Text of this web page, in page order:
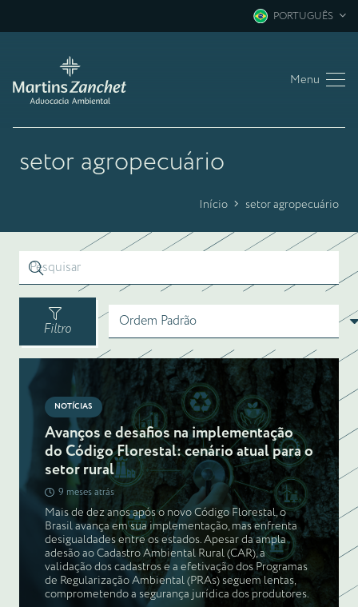
PORTUGUÊS
Menu
setor agropecuário
Início setor agropecuário
Filtro
NOTÍCIAS
Avanços e desafios na implementação
do Código Florestal: cenário atual para o
setor rural
9 meses atrás
Mais de dez anos após o novo Código Florestal, o
Brasil avança em sua implementação, mas enfrenta
desigualdades entre os estados. Apesar da ampla
adesão ao Cadastro Ambiental Rural (CAR), a
validação dos cadastros e a efetivação dos Programas
de Regularização Ambiental (PRAs) seguem lentas,
comprometendo a segurança jurídica dos produtores.